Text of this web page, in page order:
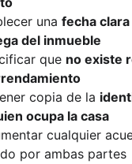
una fecha clara
del inmueble
que no existe
copia de la
ocupa la casa
cualquier
por ambas partes